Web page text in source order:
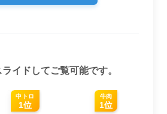
イドしてご覧可能です。
中トロ
1位
牛肉
1位